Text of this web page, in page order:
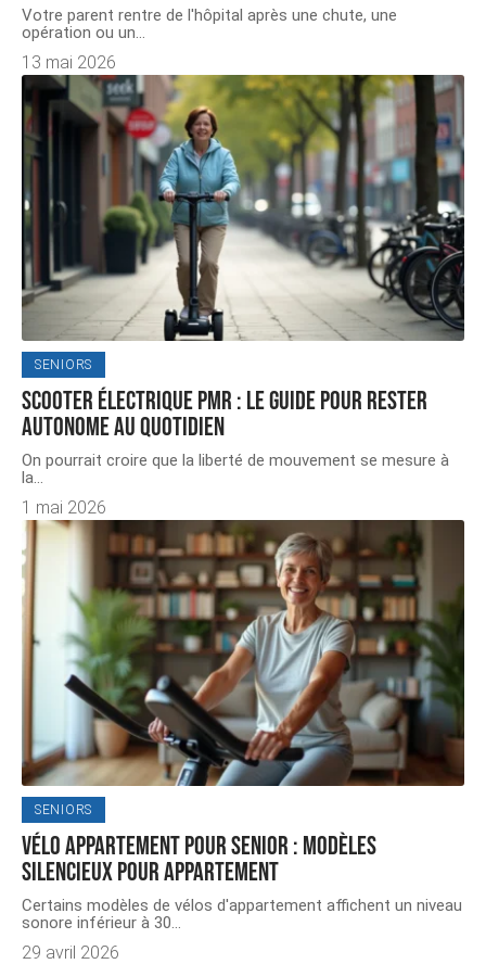
Votre parent rentre de l'hôpital après une chute, une
opération ou un…
13 mai 2026
SENIORS
Scooter électrique PMR : le guide pour rester
autonome au quotidien
On pourrait croire que la liberté de mouvement se mesure à
la…
1 mai 2026
SENIORS
Vélo appartement pour senior : modèles
silencieux pour appartement
Certains modèles de vélos d'appartement affichent un niveau
sonore inférieur à 30…
29 avril 2026